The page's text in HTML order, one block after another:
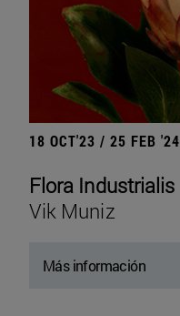
18 OCT'23 / 25 FEB '24
Flora Industrialis
Vik Muniz
Más información